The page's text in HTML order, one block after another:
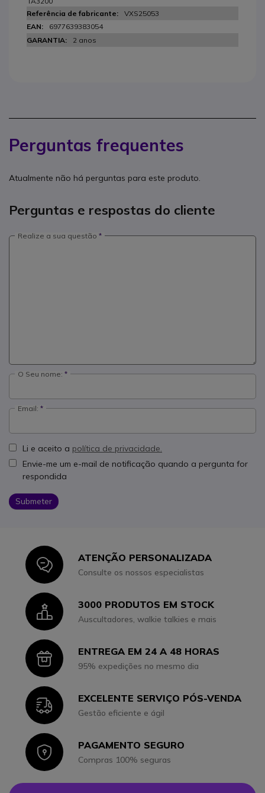
VXS25053
6977639383054
2 anos
Perguntas frequentes
Atualmente não há perguntas para este produto.
Perguntas e respostas do cliente
Realize a sua questão
O Seu nome:
Email:
Li e aceito a política de privacidade.
Envie-me um e-mail de notificação quando a pergunta for
respondida
Submeter
IconATENÇÃO PERSONALIZADA
Consulte os nossos especialistas
Icon3000 PRODUTOS EM STOCK
Auscultadores, walkie talkies e mais
IconENTREGA EM 24 A 48 HORAS
95% expedições no mesmo dia
IconEXCELENTE SERVIÇO PÓS-VENDA
Gestão eficiente e ágil
IconPAGAMENTO SEGURO
Compras 100% seguras